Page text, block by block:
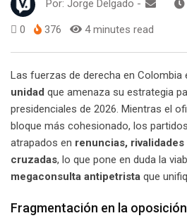
Por: Jorge Delgado -
0 376 4 minutes read
Las fuerzas de derecha en Colombia
unidad que amenaza su estrategia
presidenciales de 2026. Mientras el
bloque más cohesionado, los
atrapados en renuncias,
cruzadas, lo que pone en duda la
megaconsulta antipetrista que
Fragmentación en la oposición